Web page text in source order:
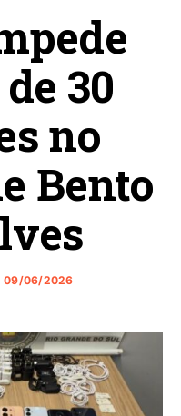
30
no
Bento
09/06/2026